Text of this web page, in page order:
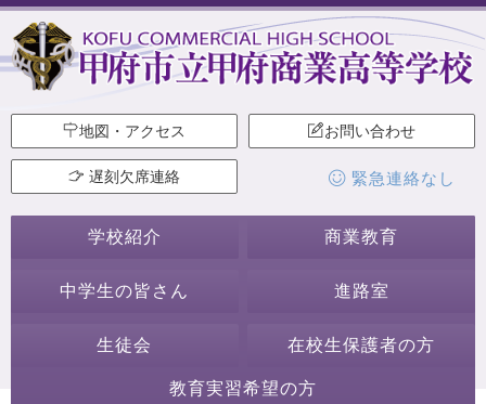
地図・アクセス お問い合わせ
遅刻欠席連絡 緊急連絡なし
学校紹介 商業教育
中学生の皆さん 進路室
生徒会 在校生保護者の方
教育実習希望の方